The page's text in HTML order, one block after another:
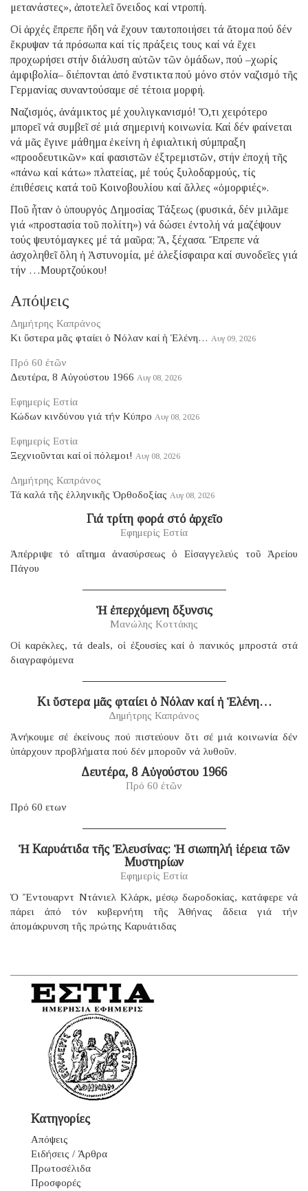
μετανάστες», ἀποτελεῖ ὄνειδος καί ντροπή.
Οἱ ἀρχές ἔπρεπε ἤδη νά ἔχουν ταυτοποιήσει τά ἄτομα πού δέν
ἔκρυψαν τά πρόσωπα καί τίς πράξεις τους καί νά ἔχει
προχωρήσει στήν διάλυση αὐτῶν τῶν ὁμάδων, πού –χωρίς
ἀμφιβολία– διέπονται ἀπό ἔνστικτα πού μόνο στόν ναζισμό τῆς
Γερμανίας συναντούσαμε σέ τέτοια μορφή.
Ναζισμός, ἀνάμικτος μέ χουλιγκανισμό! Ὅ,τι χειρότερο
μπορεῖ νά συμβεῖ σέ μιά σημερινή κοινωνία. Καί δέν φαίνεται
νά μᾶς ἔγινε μάθημα ἐκείνη ἡ ἐφιαλτική σύμπραξη
«προοδευτικῶν» καί φασιστῶν ἐξτρεμιστῶν, στήν ἐποχή τῆς
«πάνω καί κάτω» πλατείας, μέ τούς ξυλοδαρμούς, τίς
ἐπιθέσεις κατά τοῦ Κοινοβουλίου καί ἄλλες «ὀμορφιές».
Ποῦ ἦταν ὁ ὑπουργός Δημοσίας Τάξεως (φυσικά, δέν μιλᾶμε
γιά «προστασία τοῦ πολίτη») νά δώσει ἐντολή νά μαζέψουν
τούς ψευτόμαγκες μέ τά μαῦρα; Ἄ, ξέχασα. Ἔπρεπε νά
ἀσχοληθεῖ ὅλη ἡ Ἀστυνομία, μέ ἀλεξίσφαιρα καί συνοδεῖες γιά
τήν …Μουρτζούκου!
Απόψεις
Δημήτρης Καπράνος
Κι ὕστερα μᾶς φταίει ὁ Νόλαν καί ἡ Ἑλένη… Αυγ 09, 2026
Πρό 60 ἐτῶν
Δευτέρα, 8 Αὐγούστου 1966 Αυγ 08, 2026
Εφημερίς Εστία
Κώδων κινδύνου γιά τήν Κύπρο Αυγ 08, 2026
Εφημερίς Εστία
Ξεχνιοῦνται καί οἱ πόλεμοι! Αυγ 08, 2026
Δημήτρης Καπράνος
Τά καλά τῆς ἑλληνικῆς Ὀρθοδοξίας Αυγ 08, 2026
Γιά τρίτη φορά στό ἀρχεῖο
Εφημερίς Εστία
Ἀπέρριψε τό αἴτημα ἀνασύρσεως ὁ Εἰσαγγελεύς τοῦ Ἀρείου
Πάγου
Ἡ ἐπερχόμενη ὄξυνσις
Μανώλης Κοττάκης
Οἱ καρέκλες, τά deals, οἱ ἐξουσίες καί ὁ πανικός μπροστά στά
διαγραφόμενα
Κι ὕστερα μᾶς φταίει ὁ Νόλαν καί ἡ Ἑλένη…
Δημήτρης Καπράνος
Ἀνήκουμε σέ ἐκείνους πού πιστεύουν ὅτι σέ μιά κοινωνία δέν
ὑπάρχουν προβλήματα πού δέν μποροῦν νά λυθοῦν.
Δευτέρα, 8 Αὐγούστου 1966
Πρό 60 ἐτῶν
Πρό 60 ετων
Ἡ Καρυάτιδα τῆς Ἐλευσίνας: Ἡ σιωπηλή ἱέρεια τῶν
Μυστηρίων
Εφημερίς Εστία
Ὁ Ἔντουαρντ Ντάνιελ Κλάρκ, μέσῳ δωροδοκίας, κατάφερε νά
πάρει ἀπό τόν κυβερνήτη τῆς Ἀθήνας ἄδεια γιά τήν
ἀπομάκρυνση τῆς πρώτης Καρυάτιδας
Κατηγορίες
Απόψεις
Ειδήσεις / Άρθρα
Πρωτοσέλιδα
Προσφορές